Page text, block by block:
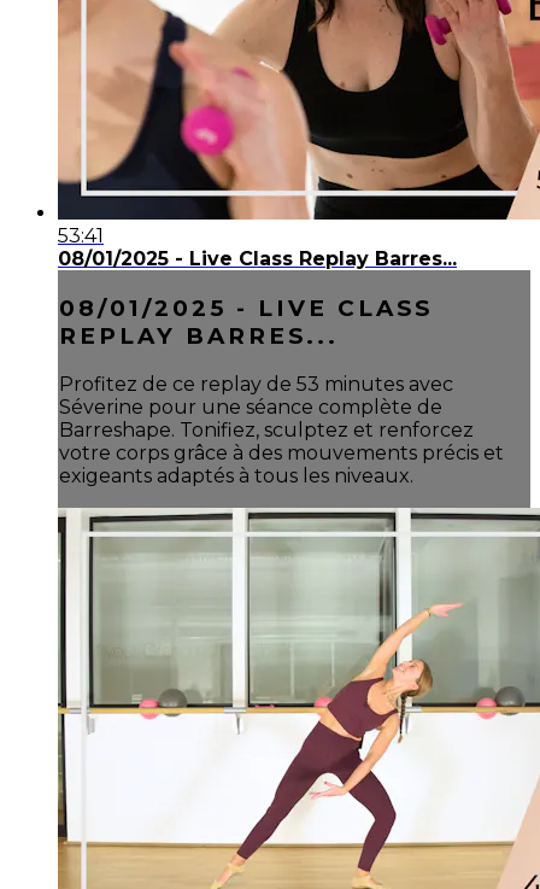
53:41
08/01/2025 - Live Class Replay Barres...
08/01/2025 - LIVE CLASS
REPLAY BARRES...
Profitez de ce replay de 53 minutes avec
Séverine pour une séance complète de
Barreshape. Tonifiez, sculptez et renforcez
votre corps grâce à des mouvements précis et
exigeants adaptés à tous les niveaux.